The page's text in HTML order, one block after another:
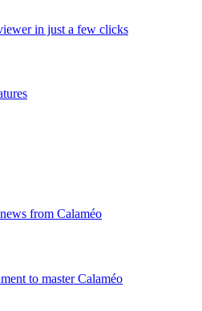
in just a few clicks
from Calaméo
to master Calaméo